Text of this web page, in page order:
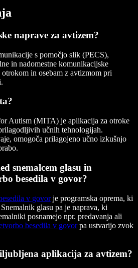
naprave za avtizem?
s pomočjo slik (PECS),
in nadomestne komunikacijske
in osebam z avtizmom pri
Autism (MITA) je aplikacija za otroke
učnih tehnologijah.
omogoča prilagojeno učno izkušnjo
snemalcem glasu in
besedila v govor?
v govorje programska oprema, ki
glasu pa je naprava, ki
posnamejo npr. predavanja ali
besedila v govorpa ustvarijo zvok
aplikacija za avtizem?